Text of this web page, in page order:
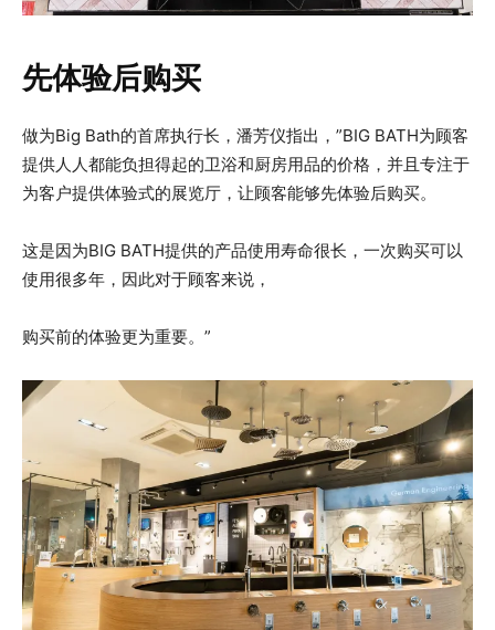
先体验后购买
做为Big Bath的首席执行长，潘芳仪指出，”BIG BATH为顾客
提供人人都能负担得起的卫浴和厨房用品的价格，并且专注于
为客户提供体验式的展览厅，让顾客能够先体验后购买。
这是因为BIG BATH提供的产品使用寿命很长，一次购买可以
使用很多年，因此对于顾客来说，
购买前的体验更为重要。”